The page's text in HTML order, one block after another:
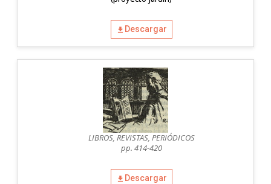
Descargar
LIBROS, REVISTAS, PERIÓDICOS
pp. 414-420
Descargar